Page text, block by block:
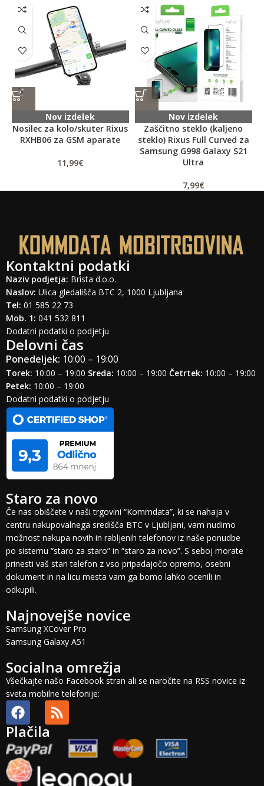
Nov izdelek
Nosilec za kolo/skuter Rixus
RXHB06 za GSM aparate
11,99€
Nov izdelek
Zaščitno steklo (kaljeno
steklo) Rixus Full Curved za
Samsung G998 Galaxy S21
Ultra
7,99€
Kontaktni podatki
Naziv podjetja: Brista d.o.o.
Naslov: Ulica gledališča BTC 2, 1000 Ljubljana
Tel: 01 585 22 73
Mob. 1: 041 532 811
Dodatni podatki o podjetju
Delovni čas
Ponedeljek: 10:00 – 19:00
Torek: 10:00 – 19:00 Sreda: 10:00 – 19:00 Četrtek: 10:00 – 19:00
Petek: 10:00 – 19:00
Dodatni podatki o podjetju
Staro za novo
Če nas obiščete v naši trgovini “Kommdata”, ki se nahaja v
centru nakupovalnega središča BTC v Ljubljani, vam nudimo
možnost nakupa novih in rabljenih telefonov iz naše ponudbe
po sistemu “staro za staro” in “staro za novo”. S seboj morate
prinesti vaš stari telefon z vso pripadajočo opremo, osebni
dokument in na licu mesta vam ga bomo lahko ocenili in
odkupili.
Najnovejše novice
Samsung XCover Pro
Samsung Galaxy A51
Socialna omrežja
Všečkajte našo Facebook stran ali se naročite na RSS novice iz
sveta mobilne telefonije:
Plačila